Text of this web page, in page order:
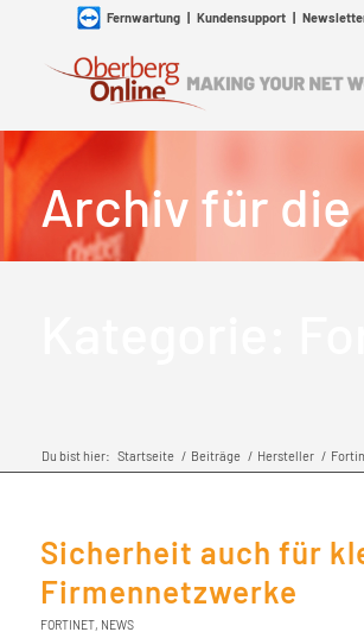
Fernwartung| Kundensupport|
Archiv für die
Du bist hier: Startseite / Beiträge / Hersteller /
Sicherheit auch für
Firmennetzwerke
FORTINET, NEWS